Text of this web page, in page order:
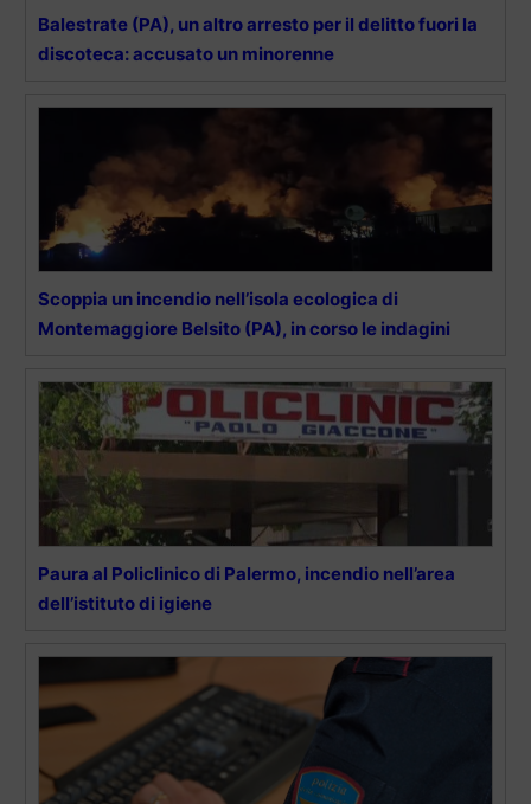
Balestrate (PA), un altro arresto per il delitto fuori la
discoteca: accusato un minorenne
Scoppia un incendio nell’isola ecologica di
Montemaggiore Belsito (PA), in corso le indagini
Paura al Policlinico di Palermo, incendio nell’area
dell’istituto di igiene